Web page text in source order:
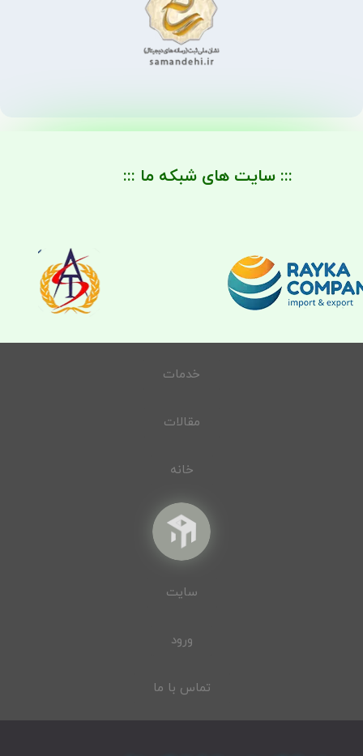
::: سایت های شبکه ما :::
خدمات
مقالات
خانه
سایت
ورود
تماس با ما